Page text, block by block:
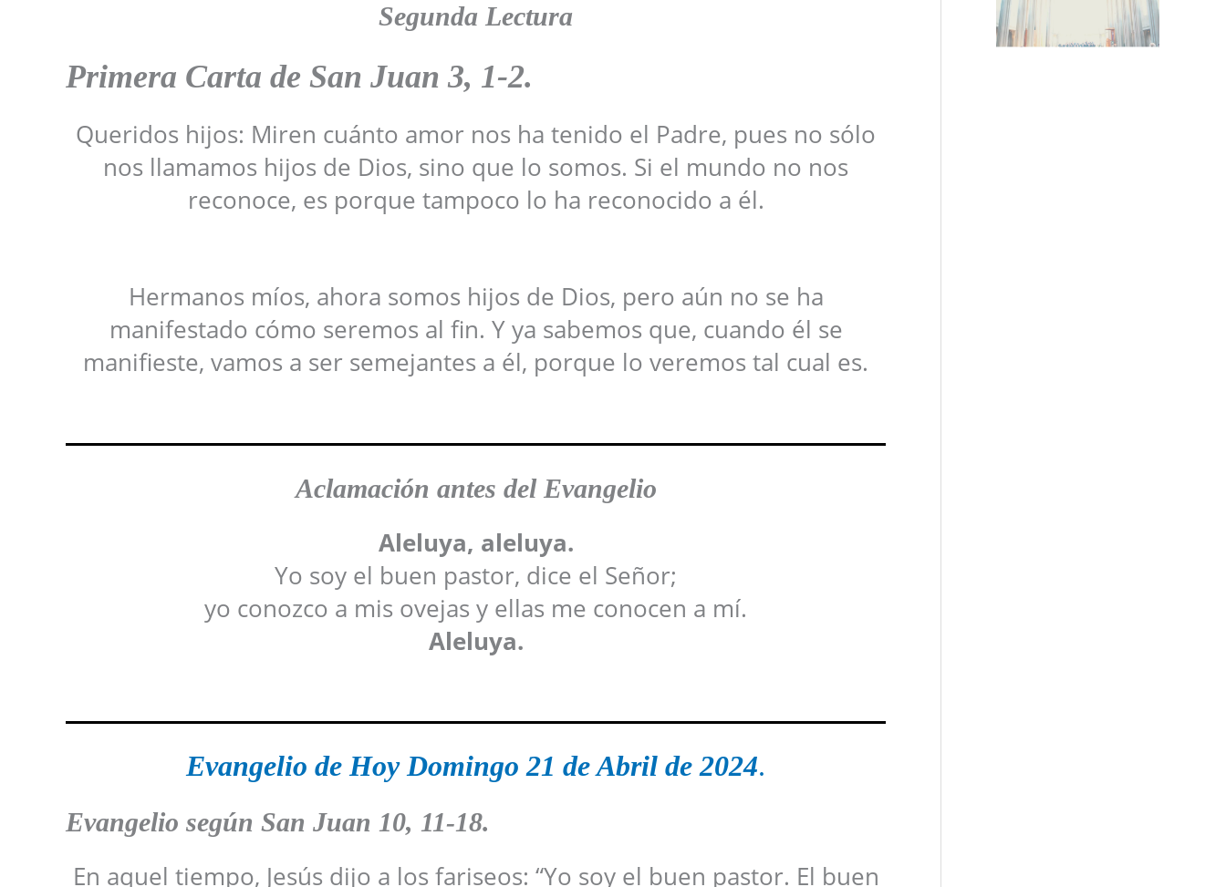
Segunda Lectura
Primera Carta de San Juan 3, 1-2.
Queridos hijos: Miren cuánto amor nos ha tenido el Padre, pues no sólo
nos llamamos hijos de Dios, sino que lo somos. Si el mundo no nos
reconoce, es porque tampoco lo ha reconocido a él.
Hermanos míos, ahora somos hijos de Dios, pero aún no se ha
manifestado cómo seremos al fin. Y ya sabemos que, cuando él se
manifieste, vamos a ser semejantes a él, porque lo veremos tal cual es.
Aclamación antes del Evangelio
Aleluya, aleluya.
Yo soy el buen pastor, dice el Señor;
yo conozco a mis ovejas y ellas me conocen a mí.
Aleluya.
Evangelio de Hoy Domingo 21 de Abril de 2024.
Evangelio según San Juan 10, 11-18.
En aquel tiempo, Jesús dijo a los fariseos: “Yo soy el buen pastor. El buen